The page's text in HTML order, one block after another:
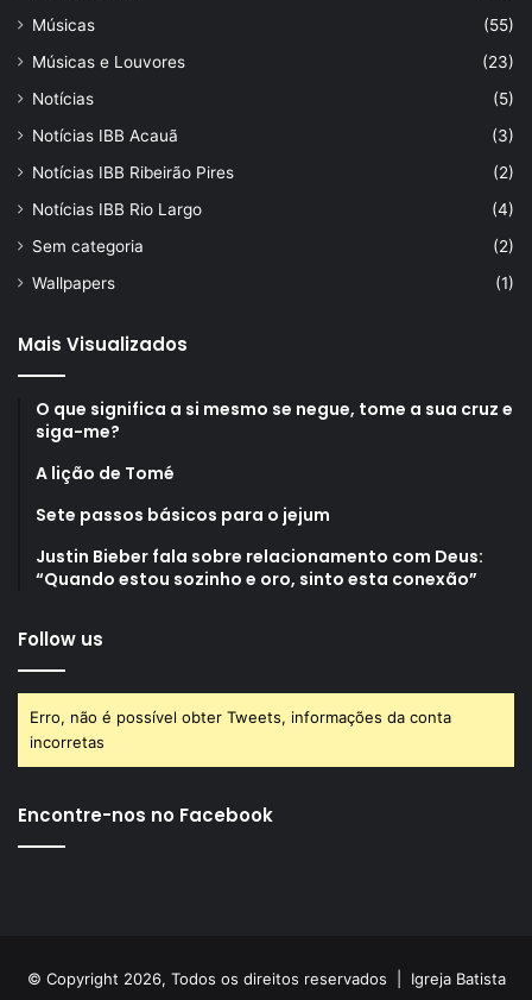
Músicas
(55)
Músicas e Louvores
(23)
Notícias
(5)
Notícias IBB Acauã
(3)
Notícias IBB Ribeirão Pires
(2)
Notícias IBB Rio Largo
(4)
Sem categoria
(2)
Wallpapers
(1)
Mais Visualizados
O que significa a si mesmo se negue, tome a sua cruz e
siga-me?
A lição de Tomé
Sete passos básicos para o jejum
Justin Bieber fala sobre relacionamento com Deus:
“Quando estou sozinho e oro, sinto esta conexão”
Follow us
Erro, não é possível obter Tweets, informações da conta
incorretas
Encontre-nos no Facebook
© Copyright 2026, Todos os direitos reservados | Igreja Batista